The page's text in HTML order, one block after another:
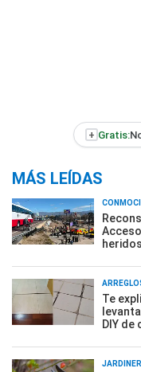
+ Gratis:
MÁS LEÍDAS
heridos
Te
DIY